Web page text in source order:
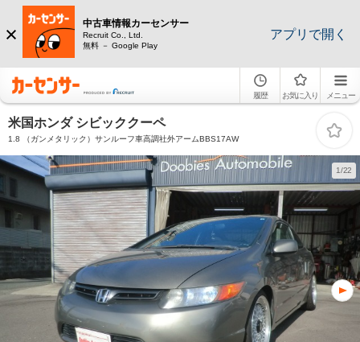
中古車情報カーセンサー
Recruit Co., Ltd.
無料 － Google Play
アプリで開く
履歴 お気に入り メニュー
米国ホンダ シビッククーペ
1.8 （ガンメタリック）サンルーフ車高調社外アームBBS17AW
1/22